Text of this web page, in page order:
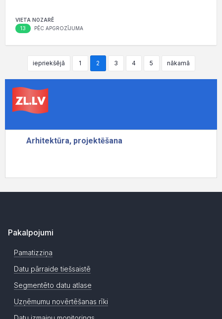
VIETA NOZARĒ
13 PĒC APGROZĪJUMA
iepriekšējā 1 2 3 4 5 nākamā
Pakalpojumi
Pamatizziņa
Datu pārraide tiešsaistē
Segmentēto datu atlase
Uzņēmumu novērtēšanas rīki